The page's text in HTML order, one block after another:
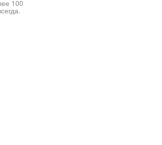
100